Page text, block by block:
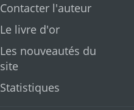
Contacter l'auteur
Le livre d'or
Les nouveautés du
site
Statistiques